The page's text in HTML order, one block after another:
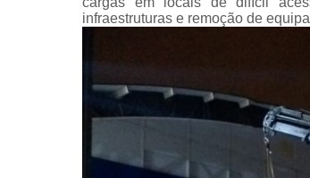
infraestruturas e remoção de